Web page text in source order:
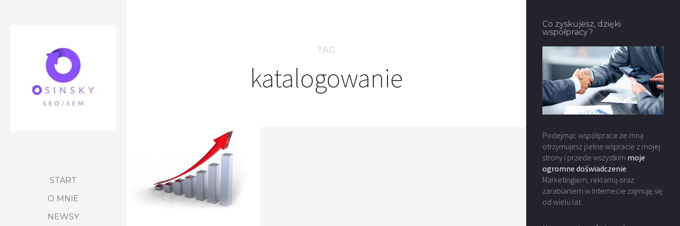
START
O MNIE
NEWSY
TAG
katalogowanie
Co zyskujesz, dzięki
współpracy?
Podejmąc współprace ze mną
otrzymujesz pełne wspracie z mojej
strony i przede wszystkim moje
ogromne doświadczenie.
Marketingiem, reklamą oraz
zarabianiem w Internecie zajmuję się
od wielu lat.